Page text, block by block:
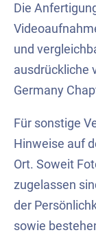
Die
und
ausdrückliche
Germany
Für sonstige
Hinweise auf
Ort. Soweit
zugelassen
der
sowie